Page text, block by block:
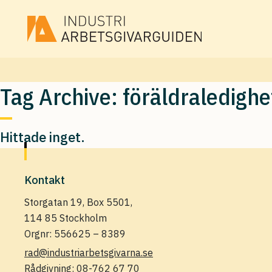
Tag Archive:
Hittade inget.
Kontakt
Storgatan 19, Box 5501,
114 85 Stockholm
Orgnr: 556625 – 8389
rad@industriarbetsgivarna.se
Rådgivning: 08-762 67 70